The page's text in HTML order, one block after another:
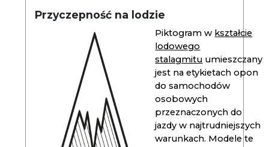
Przyczepność na lodzie
Piktogram w kształcie
lodowego
stalagmitu umieszczany
jest na etykietach opon
do samochodów
osobowych
przeznaczonych do
jazdy w najtrudniejszych
warunkach. Modele te